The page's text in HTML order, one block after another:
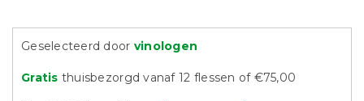
Geselecteerd door vinologen
Gratis thuisbezorgd vanaf 12 flessen of €75,00